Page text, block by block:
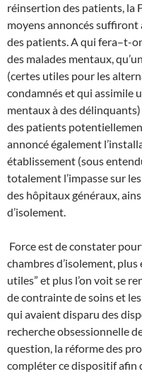
réinsertion des patients, la
moyens annoncés suffiront
des patients. A qui fera–t-
des malades mentaux,
(certes utiles pour les
condamnés et qui assimile
mentaux à des
des patients
annoncé également
établissement (sous
totalement l’impasse sur
des hôpitaux généraux,
d’isolement.
Force est de constater
chambres d’isolement,
utiles” et plus l’on voit se
de contrainte de soins et
qui avaient disparu des
recherche obsessionnelle
question, la réforme des
compléter ce dispositif afin